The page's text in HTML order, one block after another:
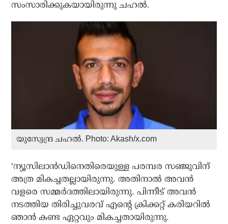
സംസാരിക്കുകയായിരുന്നു ചഹല്‍.
യുസ്വേന്ദ്ര ചഹല്‍. Photo: Akash/x.com
‘ന്യൂസിലാന്‍ഡിനെതിരെയുള്ള പരമ്പര സഞ്ജുവിന്
അത്ര മികച്ചതല്ലായിരുന്നു. അതിനാല്‍ അവന്‍
വളരെ സമ്മര്‍ദത്തിലായിരുന്നു. പിന്നീട് അവന്‍
നടത്തിയ തിരിച്ചുവരവ് എന്റെ ക്രിക്കറ്റ് കരിയറില്‍
ഞാന്‍ കണ്ട ഏറ്റവും മികച്ചതായിരുന്നു.